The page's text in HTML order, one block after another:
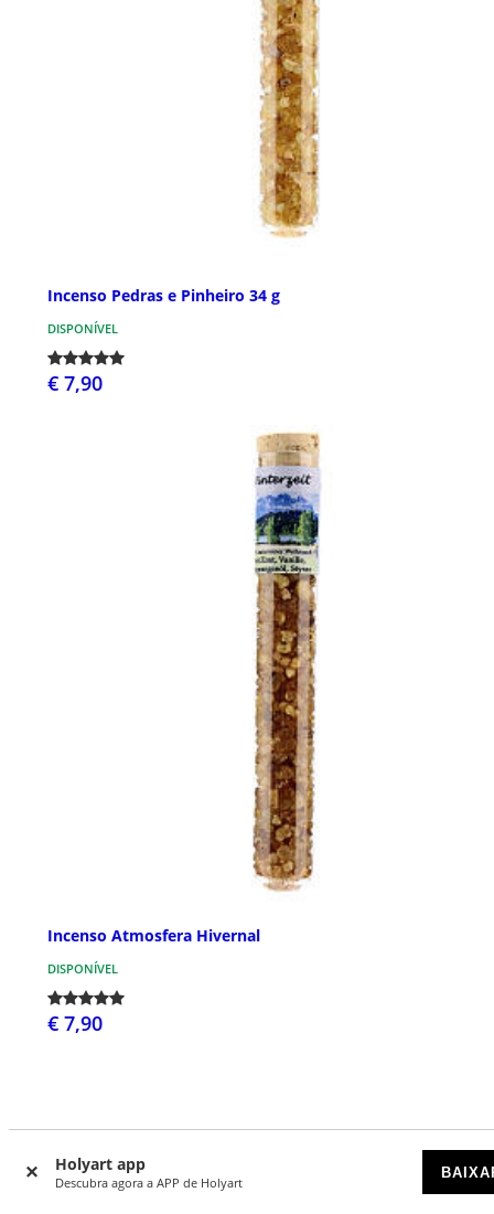
Holyart app
Descubra agora a APP de Holyart
Incenso Pedras e Pinheiro 34 g
DISPONÍVEL
€ 7,90
Incenso Atmosfera Hivernal
DISPONÍVEL
€ 7,90
O que dizem de nós